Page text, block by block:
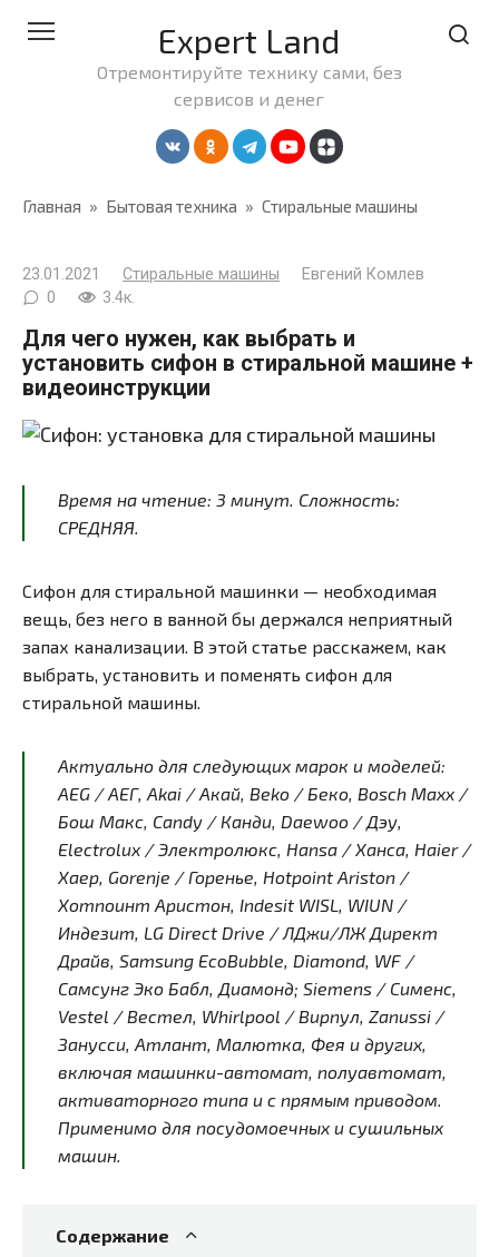
Expert Land
Отремонтируйте технику сами, без
сервисов и денег
Главная » Бытовая техника » Стиральные машины
23.01.2021 Стиральные машины
Евгений Комлев
0
3.4к.
Для чего нужен, как выбрать и
установить сифон в стиральной машине +
видеоинструкции
Время на чтение: 3 минут . Сложность:
СРЕДНЯЯ.
Сифон для стиральной машинки — необходимая
вещь, без него в ванной бы держался неприятный
запах канализации. В этой статье расскажем, как
выбрать, установить и поменять сифон для
стиральной машины.
Актуально для следующих марок и моделей:
AEG / АЕГ, Akai / Акай, Beko / Беко, Bosch Maxx /
Бош Макс, Candy / Канди, Daewoo / Дэу,
Electrolux / Электролюкс, Hansa / Ханса, Haier /
Хаер, Gorenje / Горенье, Hotpoint Ariston /
Хотпоинт Аристон, Indesit WISL, WIUN /
Индезит, LG Direct Drive / ЛДжи/ЛЖ Директ
Драйв, Samsung EcoBubble, Diamond, WF /
Самсунг Эко Бабл, Диамонд; Siemens / Сименс,
Vestel / Вестел, Whirlpool / Вирпул, Zanussi /
Занусси, Атлант, Малютка, Фея и других,
включая машинки-автомат, полуавтомат,
активаторного типа и с прямым приводом.
Применимо для посудомоечных и сушильных
машин.
Содержание